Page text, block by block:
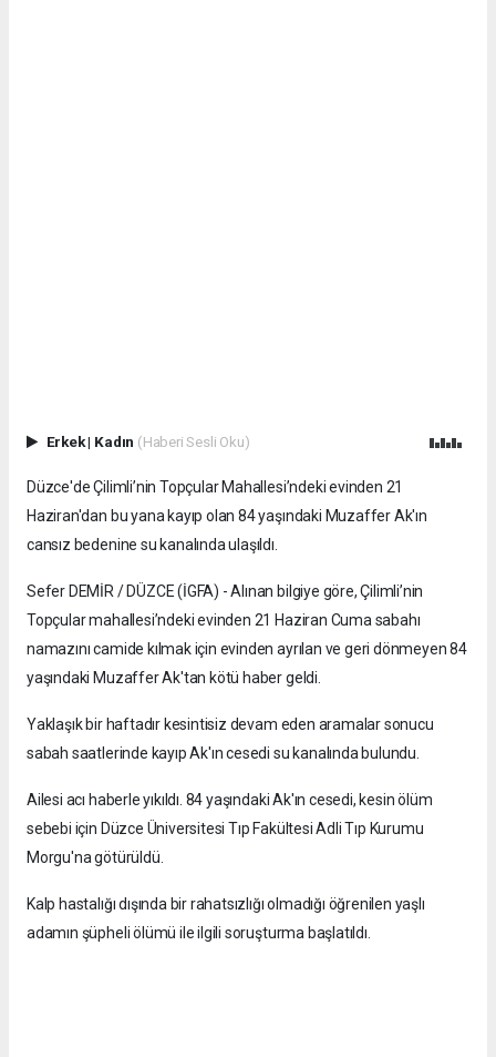
Erkek| Kadın (Haberi Sesli Oku)
Düzce'de Çilimli’nin Topçular Mahallesi’ndeki evinden 21
Haziran'dan bu yana kayıp olan 84 yaşındaki Muzaffer Ak'ın
cansız bedenine su kanalında ulaşıldı.
Sefer DEMİR / DÜZCE (İGFA) - Alınan bilgiye göre, Çilimli’nin
Topçular mahallesi’ndeki evinden 21 Haziran Cuma sabahı
namazını camide kılmak için evinden ayrılan ve geri dönmeyen 84
yaşındaki Muzaffer Ak'tan kötü haber geldi.
Yaklaşık bir haftadır kesintisiz devam eden aramalar sonucu
sabah saatlerinde kayıp Ak'ın cesedi su kanalında bulundu.
Ailesi acı haberle yıkıldı. 84 yaşındaki Ak'ın cesedi, kesin ölüm
sebebi için Düzce Üniversitesi Tıp Fakültesi Adli Tıp Kurumu
Morgu'na götürüldü.
Kalp hastalığı dışında bir rahatsızlığı olmadığı öğrenilen yaşlı
adamın şüpheli ölümü ile ilgili soruşturma başlatıldı.